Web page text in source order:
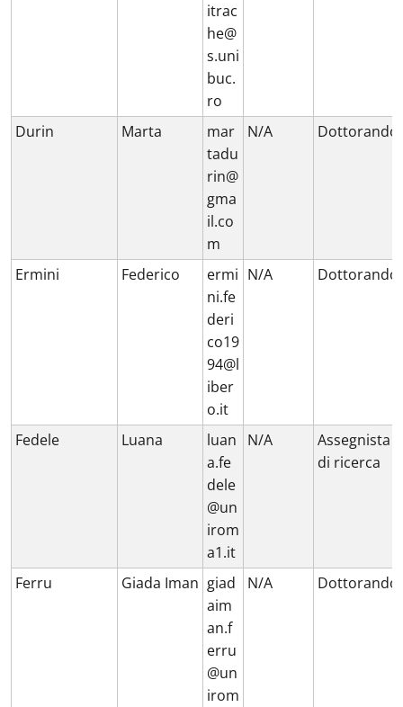
itrac
he@
s.uni
buc.
ro
Durin Marta
mar
tadu
rin@
gma
il.co
m
N/A Dottorando
Ermini Federico
ermi
ni.fe
deri
co19
94@l
iber
o.it
N/A Dottorando
Fedele Luana
luan
a.fe
dele
@un
irom
a1.it
N/A
Assegnista
di ricerca
Ferru Giada Iman giad
aim
an.f
erru
@un
irom
N/A Dottorando